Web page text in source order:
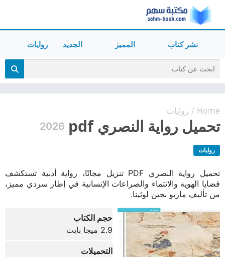
نشر كتاب المميز الجديد روايات
Home
/ روايات
تحميل رواية النصري pdf 2026
روايات
تحميل رواية النصري PDF تنزيل مجانًا، رواية أدبية تستكشف
قضايا الهوية والانتماء والصراعات الإنسانية في إطار سردي مميز،
من تأليف ماريو بجين لوثينا.
حجم الكتاب
2.9 ميجا بايت
التحميلات